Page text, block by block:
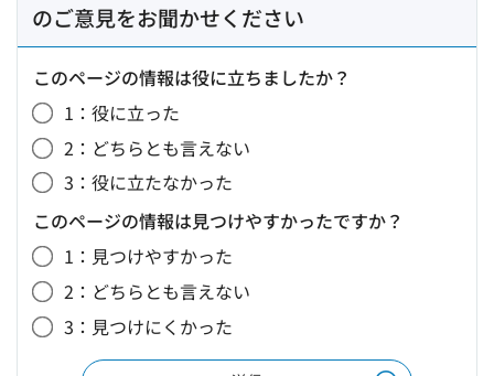
のご意見をお聞かせください
このページの情報は役に立ちましたか？
1：役に立った
2：どちらとも言えない
3：役に立たなかった
このページの情報は見つけやすかったですか？
1：見つけやすかった
2：どちらとも言えない
3：見つけにくかった